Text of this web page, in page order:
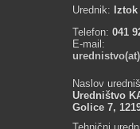
Urednik: Iztok
Telefon: 041
E-mail:
Naslov
Uredništvo
Golice 7,